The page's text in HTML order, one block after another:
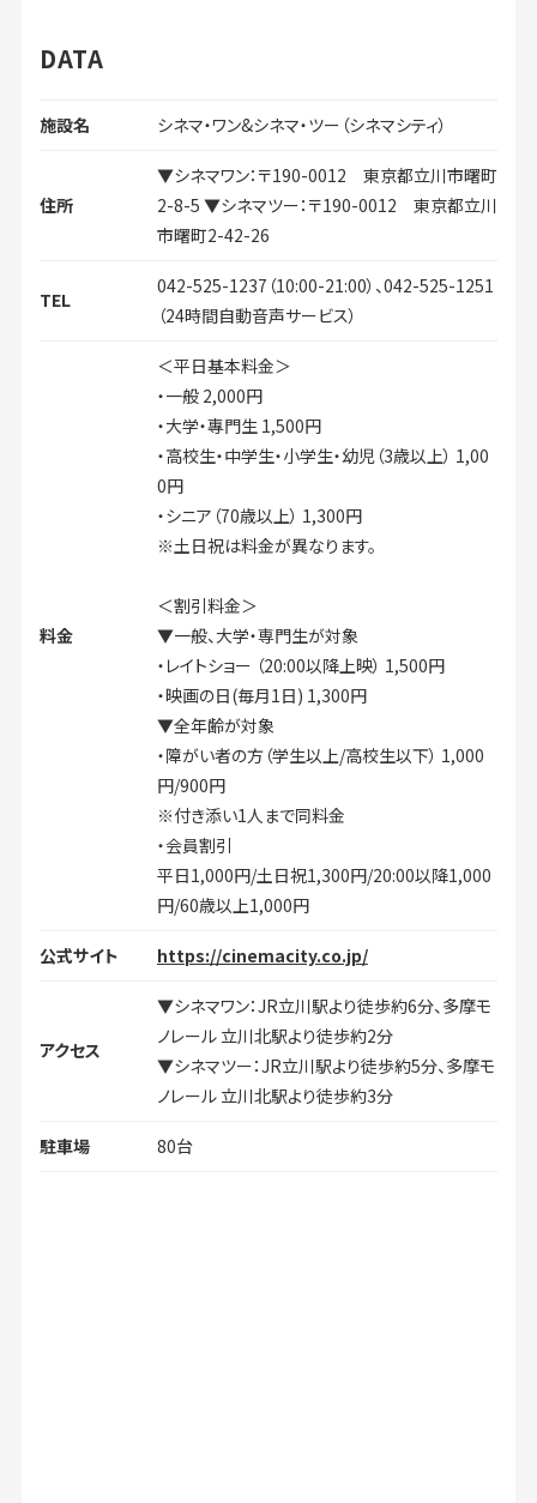
DATA
施設名 シネマ・ワン&シネマ・ツー（シネマシティ）
住所
▼シネマワン：〒190-0012 東京都立川市曙町
2-8-5 ▼シネマツー：〒190-0012 東京都立川
市曙町2-42-26
TEL
042-525-1237（10:00-21:00）、042-525-1251
（24時間自動音声サービス）
料金
＜平日基本料金＞
・一般 2,000円
・大学・專門生 1,500円
・高校生・中学生・小学生・幼児（3歳以上） 1,00
0円
・シニア（70歳以上） 1,300円
※土日祝は料金が異なります。
＜割引料金＞
▼一般、大学・専門生が対象
・レイトショー （20:00以降上映） 1,500円
・映画の日(毎月1日) 1,300円
▼全年齢が対象
・障がい者の方（学生以上/高校生以下） 1,000
円/900円
※付き添い1人まで同料金
・会員割引
平日1,000円/土日祝1,300円/20:00以降1,000
円/60歳以上1,000円
公式サイト https://cinemacity.co.jp/
アクセス
▼シネマワン：JR立川駅より徒歩約6分、多摩モ
ノレール 立川北駅より徒歩約2分
▼シネマツー：JR立川駅より徒歩約5分、多摩モ
ノレール 立川北駅より徒歩約3分
駐車場 80台